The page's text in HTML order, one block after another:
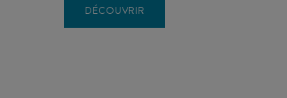
DÉCOUVRIR